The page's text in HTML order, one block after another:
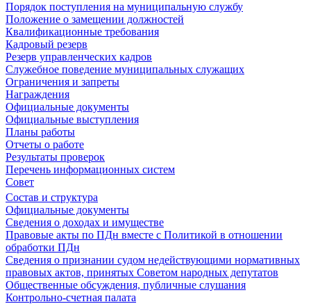
Порядок поступления на муниципальную службу
Положение о замещении должностей
Квалификационные требования
Кадровый резерв
Резерв управленческих кадров
Служебное поведение муниципальных служащих
Ограничения и запреты
Награждения
Официальные документы
Официальные выступления
Планы работы
Отчеты о работе
Результаты проверок
Перечень информационных систем
Совет
Состав и структура
Официальные документы
Сведения о доходах и имуществе
Правовые акты по ПДн вместе с Политикой в отношении
обработки ПДн
Сведения о признании судом недействующими нормативных
правовых актов, принятых Советом народных депутатов
Общественные обсуждения, публичные слушания
Контрольно-счетная палата